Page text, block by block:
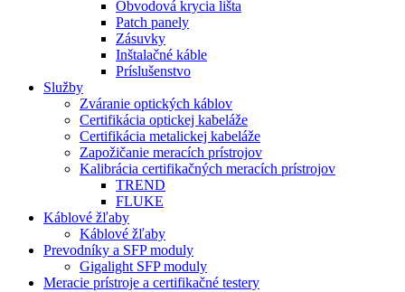
Obvodová krycia lišta
Patch panely
Zásuvky
Inštalačné káble
Príslušenstvo
Služby
Zváranie optických káblov
Certifikácia optickej kabeláže
Certifikácia metalickej kabeláže
Zapožičanie meracích prístrojov
Kalibrácia certifikačných meracích prístrojov
TREND
FLUKE
Káblové žľaby
Káblové žľaby
Prevodníky a SFP moduly
Gigalight SFP moduly
Meracie prístroje a certifikačné testery